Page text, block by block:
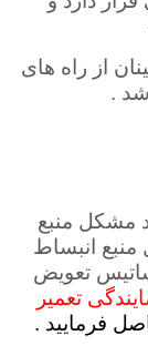
از راه های
.
مشکل منبع
انبساط
تعویض
تعمیر
فرمایید .